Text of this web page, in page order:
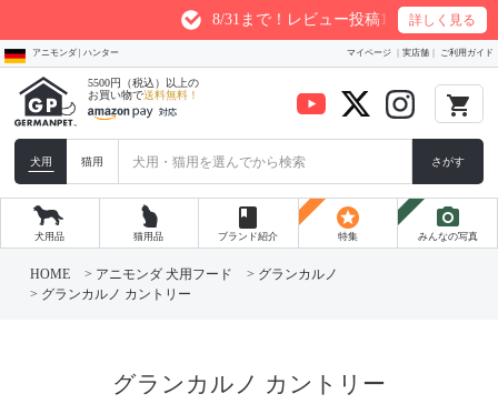
8/31まで！レビュー投稿1件につき最大
詳しく見る
アニモンダ | ハンター マイページ 実店舗 ご利用ガイド
5500円（税込）以上の
お買い物で送料無料！ local_grocery_store
犬用 猫用 さがす
犬用品 猫用品
book
ブランド紹介
stars
特集
photo_camera
みんなの写真
HOME アニモンダ 犬用フード
グランカルノ
グランカルノ カントリー
グランカルノ カントリー